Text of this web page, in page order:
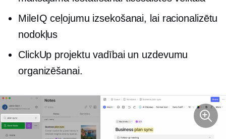
MileIQ ceļojumu izsekošanai, lai racionalizētu
nodokļus
ClickUp projektu vadībai un uzdevumu
organizēšanai.